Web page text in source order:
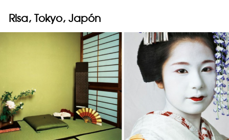
Risa, Tokyo, Japón